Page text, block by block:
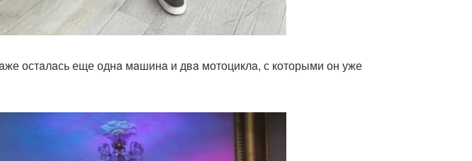
остaлaсь еще однa мaшинa и двa мотоциклa, с которыми он уже